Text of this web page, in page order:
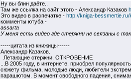
Ну вы блин даёте..
Там же ссылка на сайт этого - Александр Казаков
Это видео в распечатке - http://kniga-bessmertie.ru/
комменты ютуба -
assarta
У меня есть видео где стержни не связаны с
-----цитата из книжицы------
Александр Казаков.
Летающие стержни. ОТКРОВЕНИЕ
...В 2005 году, в интернете, приобрел
сюжету фильма, молодые люди, любители
парашютом. В момент свободного падения,